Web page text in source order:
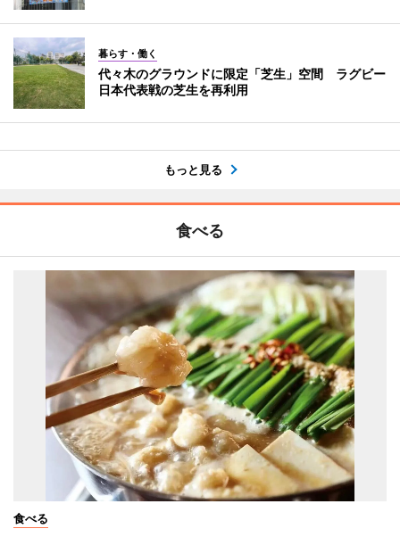
暮らす・働く
代々木のグラウンドに限定「芝生」空間 ラグビー
日本代表戦の芝生を再利用
もっと見る
食べる
食べる